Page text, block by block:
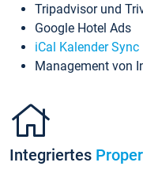
Tripadvisor und
Google Hotel Ads
iCal Kalender Sync
Management von
Integriertes